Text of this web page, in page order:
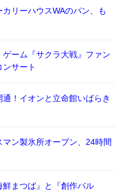
リーハウスWAのパン、も
ーム『サクラ大戦』ファン
サート
！イオンと立命館いばらき
ン製氷所オープン、24時間
まつば』と『創作バル